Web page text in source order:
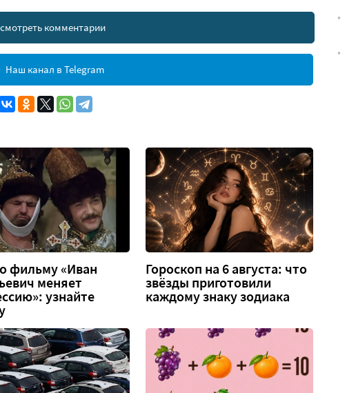
комментарии
Наш канал в Telegram
фильму «Иван
меняет
узнайте
Гороскоп на 6 августа: что
звёзды приготовили
каждому знаку зодиака